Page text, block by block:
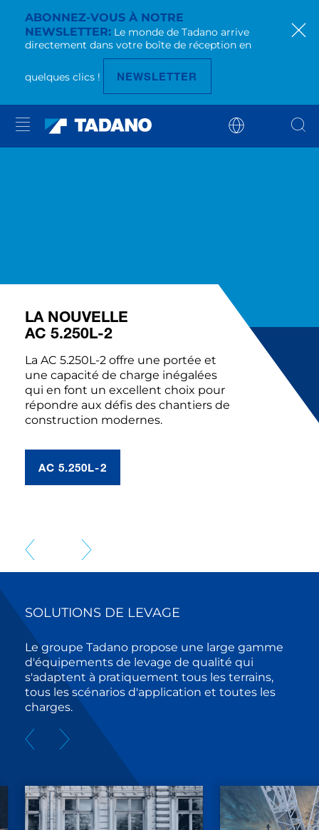
ABONNEZ-VOUS À NOTRE
NEWSLETTER Le monde de Tadano arrive
directement dans votre boîte de réception en
quelques clics ! NEWSLETTER
LA NOUVELLE
AC 5.250L-2
La AC 5.250L-2 offre une portée et
une capacité de charge inégalées
qui en font un excellent choix pour
répondre aux défis des chantiers de
construction modernes.
AC 5.250L-2
SOLUTIONS DE LEVAGE
Le groupe Tadano propose une large gamme
d'équipements de levage de qualité qui
s'adaptent à pratiquement tous les terrains,
tous les scénarios d'application et toutes les
charges.